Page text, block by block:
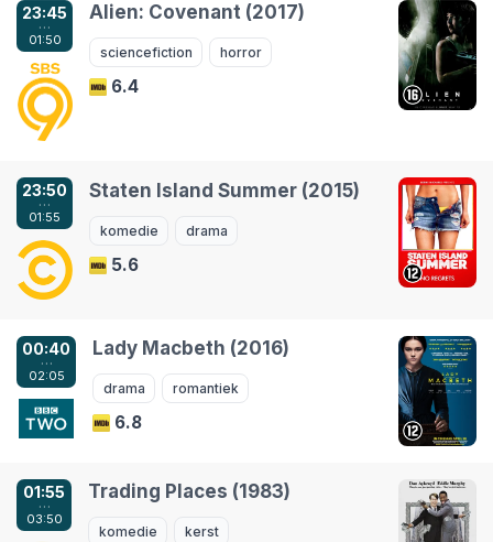
23:45
…
01:50
Alien: Covenant (2017)
sciencefiction horror
6.4
23:50
…
01:55
Staten Island Summer (2015)
komedie drama
5.6
00:40
…
02:05
Lady Macbeth (2016)
drama romantiek
6.8
01:55
…
03:50
Trading Places (1983)
komedie kerst